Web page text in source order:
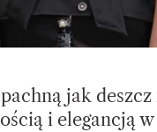
jak
i elegancją